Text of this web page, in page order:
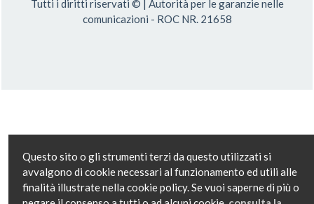
Tutti i diritti riservati © | Autorità per le garanzie nelle
comunicazioni - ROC NR. 21658
Questo sito o gli strumenti terzi da questo utilizzati si
avvalgono di cookie necessari al funzionamento ed utili alle
finalità illustrate nella cookie policy. Se vuoi saperne di più o